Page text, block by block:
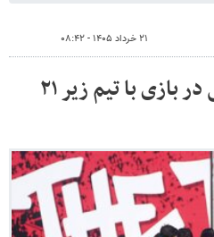
۲۱ خرداد ۱۴۰۵ - ۰۸:۴۲
پیروزی سه گله‌ تیم ملی در بازی با تیم زیر ٢١